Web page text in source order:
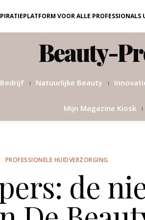
VOOR ALLE PROFESSIONALS
Beauty-
Natuurlijke Beauty
Mijn Magazine Kiosk
PROFESSIONELE HUIDVERZORGING
de